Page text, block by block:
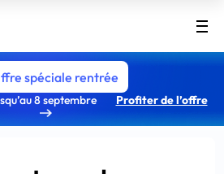
spéciale rentrée
8 septembre Profiter de l’offre